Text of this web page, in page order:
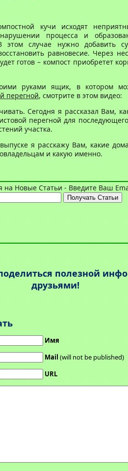
кучи исходят
нарушении процесса и
этом случае нужно добавить
равновесие. Через
готов – компост приобретет
руками ящик, в котором
перегной, смотрите в этом видео:
Сегодня я рассказал Вам,
перегной для
участка.
я расскажу Вам, какие
и какую именно.
на Новые Статьи - Введите Ваш
полезной
друзьями!
Имя
Mail (will not be published)
URL